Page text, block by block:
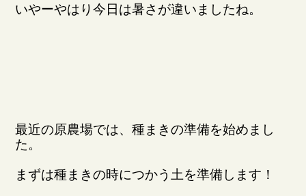
いやーやはり今日は暑さが違いましたね。
最近の原農場では、種まきの準備を始めまし
た。
まずは種まきの時につかう土を準備します！